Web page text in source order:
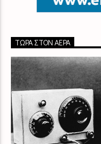
ΤΏΡΑ ΣΤΟΝ ΑΈΡΑ